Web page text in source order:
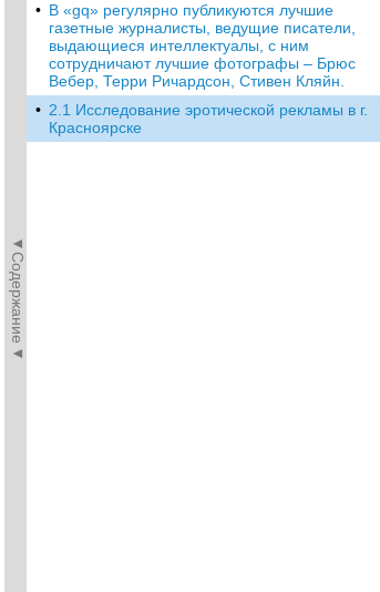
◄Содержание◄
• В «gq» регулярно публикуются лучшие
газетные журналисты, ведущие писатели,
выдающиеся интеллектуалы, с ним
сотрудничают лучшие фотографы – Брюс
Вебер, Терри Ричардсон, Стивен Кляйн.
• 2.1 Исследование эротической рекламы в г.
Красноярске